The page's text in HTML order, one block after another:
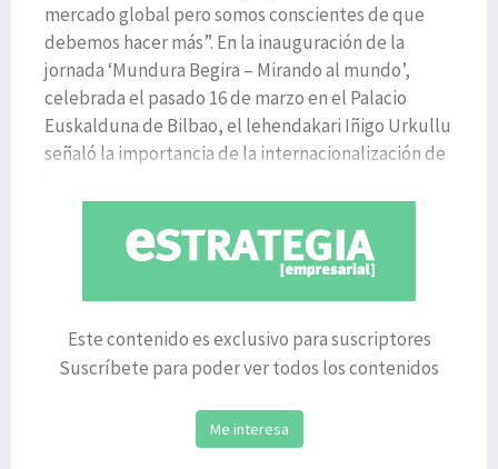
mercado global pero somos conscientes de que
debemos hacer más”. En la inauguración de la
jornada ‘Mundura Begira – Mirando al mundo’,
celebrada el pasado 16 de marzo en el Palacio
Euskalduna de Bilbao, el lehendakari Iñigo Urkullu
señaló la importancia de la internacionalización de
Este contenido es exclusivo para suscriptores
Suscríbete para poder ver todos los contenidos
Me interesa